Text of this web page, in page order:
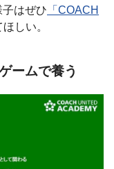
はぜひ 「COACH
しい。
ームで養う